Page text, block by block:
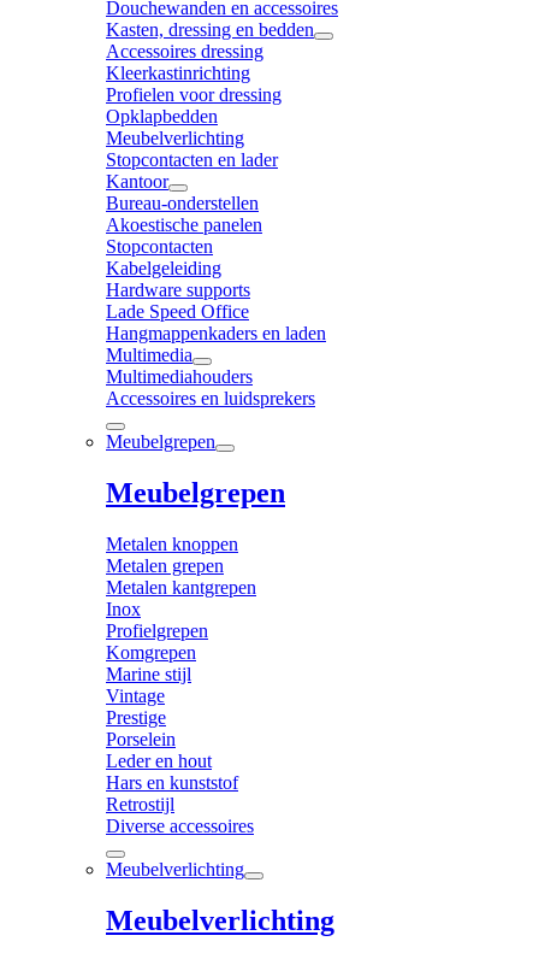
Douchewanden en accessoires
Kasten, dressing en bedden
Accessoires dressing
Kleerkastinrichting
Profielen voor dressing
Opklapbedden
Meubelverlichting
Stopcontacten en lader
Kantoor
Bureau-onderstellen
Akoestische panelen
Stopcontacten
Kabelgeleiding
Hardware supports
Lade Speed Office
Hangmappenkaders en laden
Multimedia
Multimediahouders
Accessoires en luidsprekers
Meubelgrepen
Meubelgrepen
Metalen knoppen
Metalen grepen
Metalen kantgrepen
Inox
Profielgrepen
Komgrepen
Marine stijl
Vintage
Prestige
Porselein
Leder en hout
Hars en kunststof
Retrostijl
Diverse accessoires
Meubelverlichting
Meubelverlichting